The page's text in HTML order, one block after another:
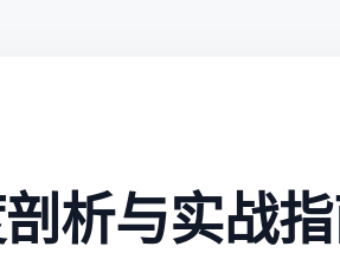
剖析与实战